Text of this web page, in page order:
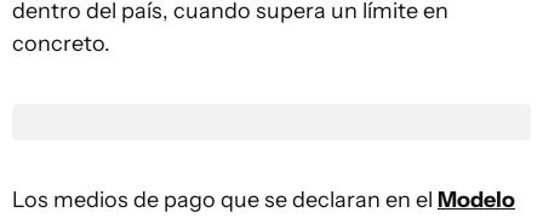
dentro del país, cuando supera un límite en
concreto.
Los medios de pago que se declaran en el Modelo